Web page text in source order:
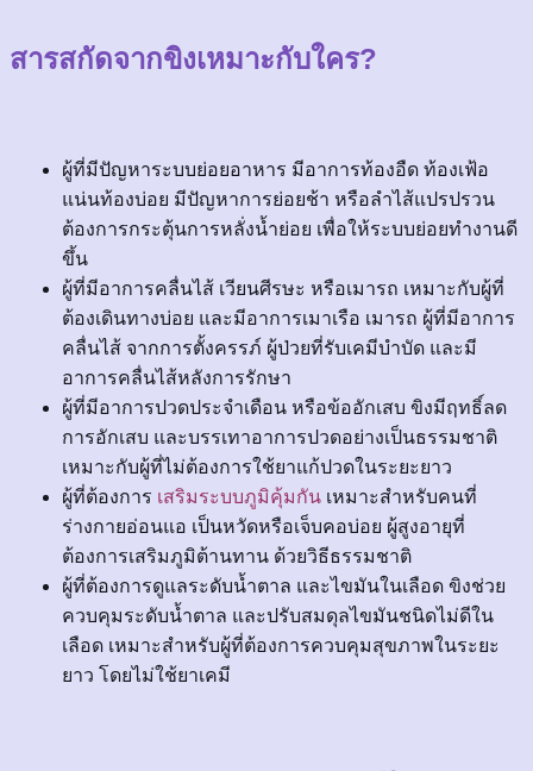
สารสกัดจากขิงเหมาะกับใคร?
ผู้ที่มีปัญหาระบบย่อยอาหาร มีอาการท้องอืด ท้องเฟ้อ
แน่นท้องบ่อย มีปัญหาการย่อยช้า หรือลำไส้แปรปรวน
ต้องการกระตุ้นการหลั่งน้ำย่อย เพื่อให้ระบบย่อยทำงานดี
ขึ้น
ผู้ที่มีอาการคลื่นไส้ เวียนศีรษะ หรือเมารถ เหมาะกับผู้ที่
ต้องเดินทางบ่อย และมีอาการเมาเรือ เมารถ ผู้ที่มีอาการ
คลื่นไส้ จากการตั้งครรภ์ ผู้ป่วยที่รับเคมีบำบัด และมี
อาการคลื่นไส้หลังการรักษา
ผู้ที่มีอาการปวดประจำเดือน หรือข้ออักเสบ ขิงมีฤทธิ์ลด
การอักเสบ และบรรเทาอาการปวดอย่างเป็นธรรมชาติ
เหมาะกับผู้ที่ไม่ต้องการใช้ยาแก้ปวดในระยะยาว
ผู้ที่ต้องการ เสริมระบบภูมิคุ้มกัน เหมาะสำหรับคนที่
ร่างกายอ่อนแอ เป็นหวัดหรือเจ็บคอบ่อย ผู้สูงอายุที่
ต้องการเสริมภูมิต้านทาน ด้วยวิธีธรรมชาติ
ผู้ที่ต้องการดูแลระดับน้ำตาล และไขมันในเลือด ขิงช่วย
ควบคุมระดับน้ำตาล และปรับสมดุลไขมันชนิดไม่ดีใน
เลือด เหมาะสำหรับผู้ที่ต้องการควบคุมสุขภาพในระยะ
ยาว โดยไม่ใช้ยาเคมี